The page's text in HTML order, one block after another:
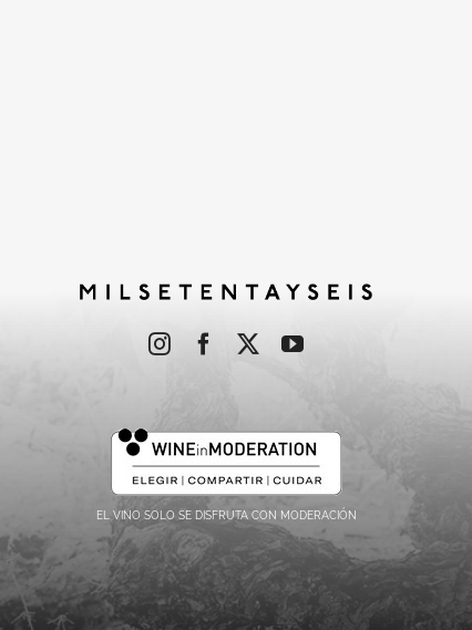
EL VINO SOLO SE DISFRUTA CON MODERACIÓN